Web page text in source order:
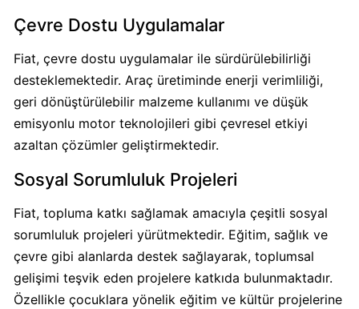
Damla
su
Turkuaz
İsrail
Malı
mı?
Su
İsraile
Destek
Oluyor
mu?
Çevre Dostu Uygulamalar
Fiat, çevre dostu uygulamalar ile sürdürülebilirliği
desteklemektedir. Araç üretiminde enerji verimliliği,
geri dönüştürülebilir malzeme kullanımı ve düşük
emisyonlu motor teknolojileri gibi çevresel etkiyi
azaltan çözümler geliştirmektedir.
Sosyal Sorumluluk Projeleri
Fiat, topluma katkı sağlamak amacıyla çeşitli sosyal
sorumluluk projeleri yürütmektedir. Eğitim, sağlık ve
çevre gibi alanlarda destek sağlayarak, toplumsal
gelişimi teşvik eden projelere katkıda bulunmaktadır.
Özellikle çocuklara yönelik eğitim ve kültür projelerine